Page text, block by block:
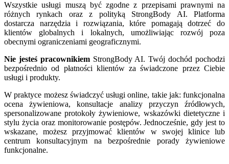
Wszystkie usługi muszą być zgodne z przepisami prawnymi na
różnych rynkach oraz z polityką StrongBody AI. Platforma
dostarcza narzędzia i rozwiązania, które pomagają dotrzeć do
klientów globalnych i lokalnych, umożliwiając rozwój poza
obecnymi ograniczeniami geograficznymi.
Nie jesteś pracownikiemStrongBody AI. Twój dochód pochodzi
bezpośrednio od płatności klientów za świadczone przez Ciebie
usługi i produkty.
W praktyce możesz świadczyć usługi online, takie jak: funkcjonalna
ocena żywieniowa, konsultacje analizy przyczyn źródłowych,
spersonalizowane protokoły żywieniowe, wskazówki dietetyczne i
stylu życia oraz monitorowanie postępów. Jednocześnie, gdy jest to
wskazane, możesz przyjmować klientów w swojej klinice lub
centrum konsultacyjnym na bezpośrednie porady żywieniowe
funkcjonalne.